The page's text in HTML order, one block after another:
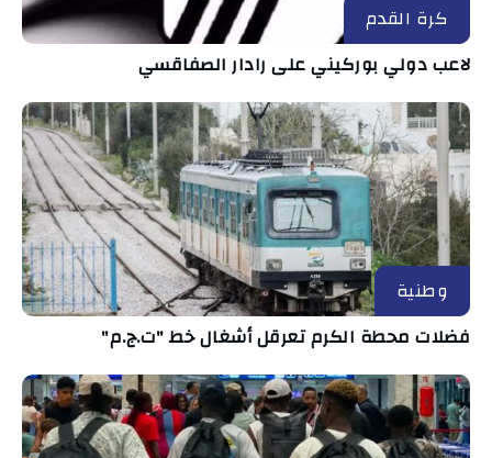
كرة القدم
لاعب دولي بوركيني على رادار الصفاقسي
وطنية
فضلات محطة الكرم تعرقل أشغال خط "ت.ج.م"